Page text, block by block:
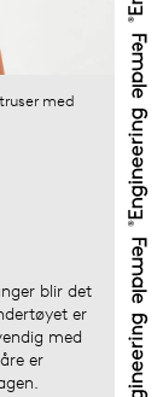
med
blir det
er
med
er